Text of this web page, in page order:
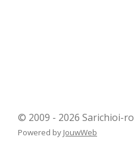
© 2009 - 2026 Sarichioi-ro
Powered by JouwWeb